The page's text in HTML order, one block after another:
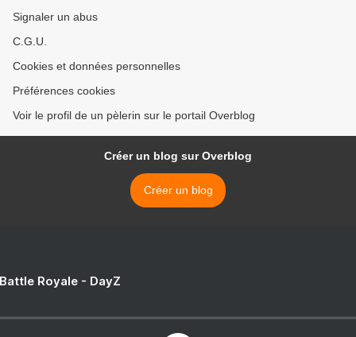
Signaler un abus
C.G.U.
Cookies et données personnelles
Préférences cookies
Voir le profil de un pèlerin sur le portail Overblog
Créer un blog sur Overblog
Créer un blog
Royale - DayZ